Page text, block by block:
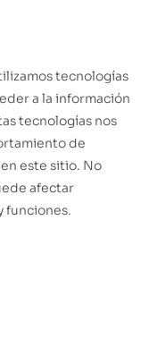
tecnologías
a la información
tecnologías nos
de
este sitio. No
afectar
funciones.